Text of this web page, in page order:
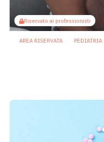
Riservato ai professionisti
AREA RISERVATA PEDIATRIA